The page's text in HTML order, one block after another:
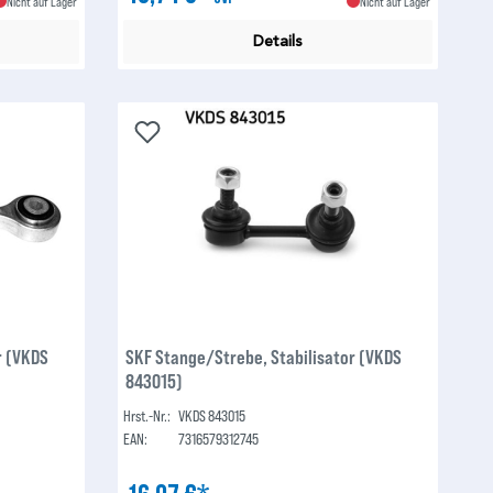
Details
SKF Stange/Strebe, Stabilisator (VKDS
843015)
Hrst.-Nr.: VKDS 843015
EAN:
7316579312745